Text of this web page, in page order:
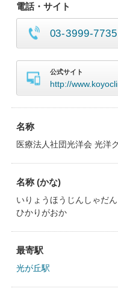
電話・サイト
03-3999-7735
公式サイト
http://
名称
医療法人社団光洋会 光洋
名称 (かな)
いりょうほうじんしゃだ
ひかりがおか
最寄駅
光が丘駅